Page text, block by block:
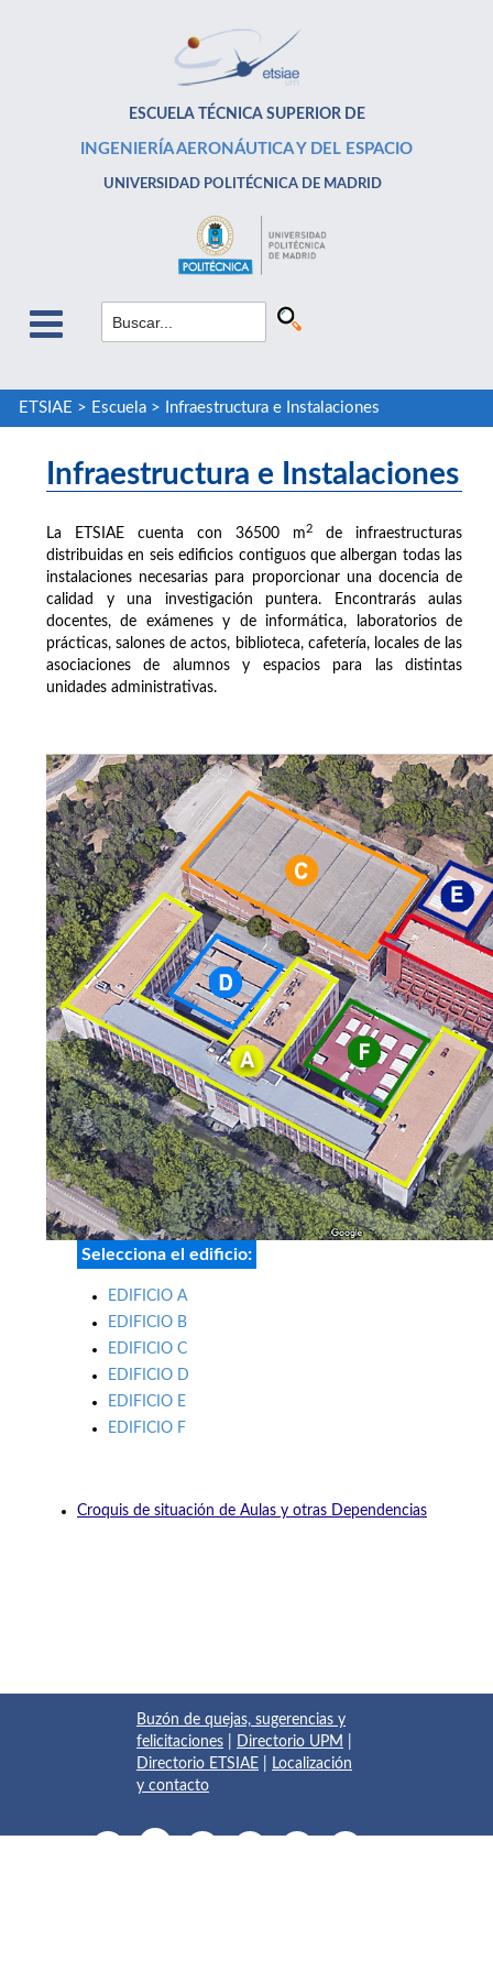
ESCUELA TÉCNICA SUPERIOR DE
INGENIERÍA AERONÁUTICA Y DEL ESPACIO
UNIVERSIDAD POLITÉCNICA DE MADRID
ETSIAE > Escuela> Infraestructura e Instalaciones
Infraestructura e Instalaciones
La ETSIAE cuenta con 36500 m2
de infraestructuras
distribuidas en seis edificios contiguos que albergan todas las
instalaciones necesarias para proporcionar una docencia de
calidad y una investigación puntera. Encontrarás aulas
docentes, de exámenes y de informática, laboratorios de
prácticas, salones de actos, biblioteca, cafetería, locales de las
asociaciones de alumnos y espacios para las distintas
unidades administrativas.
Selecciona el edificio:
EDIFICIO A
EDIFICIO B
EDIFICIO C
EDIFICIO D
EDIFICIO E
EDIFICIO F
Croquis de situación de Aulas y otras Dependencias
Buzón de quejas, sugerencias y
felicitaciones
Directorio UPM
Directorio ETSIAE
Localización
y contacto